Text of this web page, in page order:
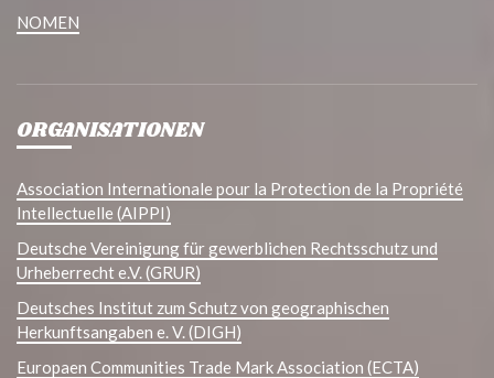
NOMEN
ORGANISATIONEN
Association Internationale pour la Protection de la Propriété
Intellectuelle (AIPPI)
Deutsche Vereinigung für gewerblichen Rechtsschutz und
Urheberrecht e.V. (GRUR)
Deutsches Institut zum Schutz von geographischen
Herkunftsangaben e. V. (DIGH)
Europaen Communities Trade Mark Association (ECTA)